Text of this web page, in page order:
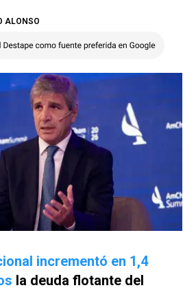
ALONSO
incrementó en 1,4
la deuda flotante del